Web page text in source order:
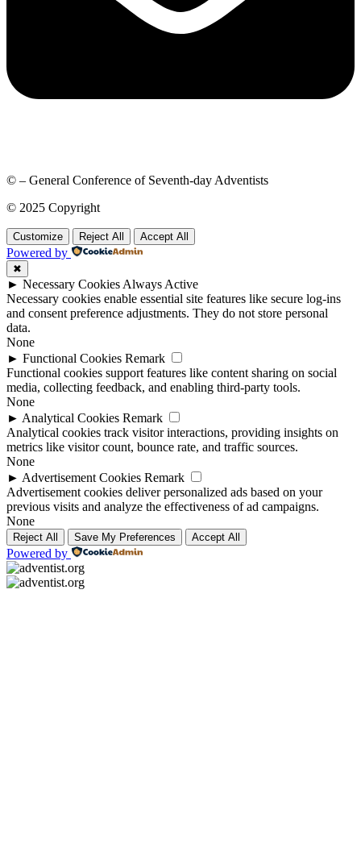
© – General Conference of Seventh-day Adventists
© 2025 Copyright
Customize Reject All Accept All
Powered by
✖
► Necessary Cookies Always Active
Necessary cookies enable essential site features like secure log-ins
and consent preference adjustments. They do not store personal
data.
None
► Functional Cookies Remark
Functional cookies support features like content sharing on social
media, collecting feedback, and enabling third-party tools.
None
► Analytical Cookies Remark
Analytical cookies track visitor interactions, providing insights on
metrics like visitor count, bounce rate, and traffic sources.
None
► Advertisement Cookies Remark
Advertisement cookies deliver personalized ads based on your
previous visits and analyze the effectiveness of ad campaigns.
None
Reject All Save My Preferences Accept All
Powered by